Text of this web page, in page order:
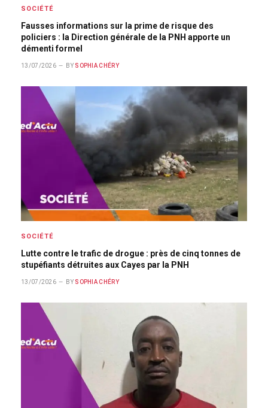
SOCIÉTÉ
Fausses informations sur la prime de risque des
policiers : la Direction générale de la PNH apporte un
démenti formel
13/07/2026 BY SOPHIA CHÉRY
SOCIÉTÉ
Lutte contre le trafic de drogue : près de cinq tonnes de
stupéfiants détruites aux Cayes par la PNH
13/07/2026 BY SOPHIA CHÉRY